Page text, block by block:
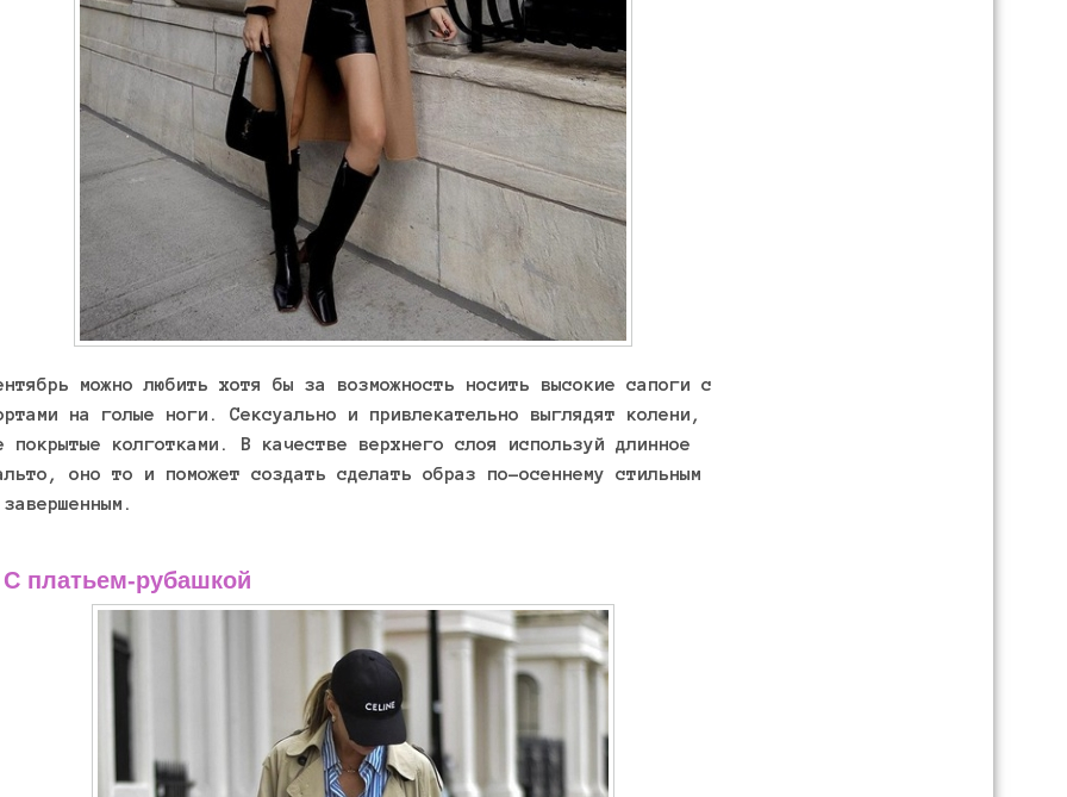
можно любить хотя бы за возможность носить высокие сапоги с
на голые ноги. Сексуально и привлекательно выглядят колени,
покрытые колготками. В качестве верхнего слоя используй длинное
оно то и поможет создать сделать образ по-осеннему стильным
С платьем-рубашкой